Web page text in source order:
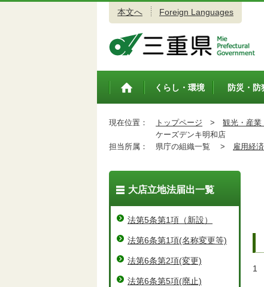
本文へ Foreign Languages
トップペ
くらし・環境 防災・防
現在位置： トップページ > 観光・産業
ケーズデンキ明和店
担当所属：
県庁の組織一覧 > 雇用経
1
大店立地法届出一覧
法第5条第1項（新設）
法第6条第1項(名称変更等)
法第6条第2項(変更)
法第6条第5項(廃止)